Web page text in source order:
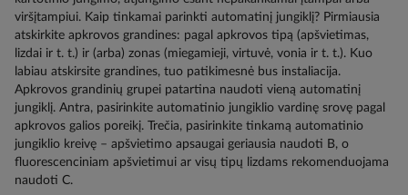
viršįtampiui. Kaip tinkamai parinkti automatinį jungiklį? Pirmiausia
atskirkite apkrovos grandines: pagal apkrovos tipą (apšvietimas,
lizdai ir t. t.) ir (arba) zonas (miegamieji, virtuvė, vonia ir t. t.). Kuo
labiau atskirsite grandines, tuo patikimesnė bus instaliacija.
Apkrovos grandinių grupei patartina naudoti vieną automatinį
jungiklį. Antra, pasirinkite automatinio jungiklio vardinę srovę pagal
apkrovos galios poreikį. Trečia, pasirinkite tinkamą automatinio
jungiklio kreivę – apšvietimo apsaugai geriausia naudoti B, o
fluorescenciniam apšvietimui ar visų tipų lizdams rekomenduojama
naudoti C.